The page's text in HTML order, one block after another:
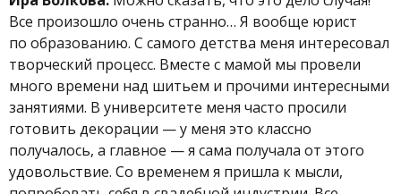
Все произошло очень странно… Я вообще юрист
по образованию. C самого детства меня интересовал
творческий процесс. Вместе с мамой мы провели
много времени над шитьем и прочими интересными
занятиями. В университете меня часто просили
готовить декорации — у меня это классно
получалось, а главное — я сама получала от этого
удовольствие. Со временем я пришла к мысли,